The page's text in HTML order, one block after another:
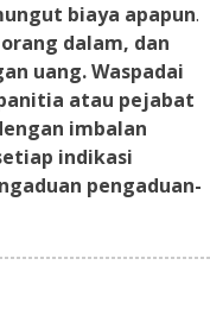
biaya apapun.
dalam, dan
uang. Waspadai
atau pejabat
imbalan
indikasi
pengaduan-